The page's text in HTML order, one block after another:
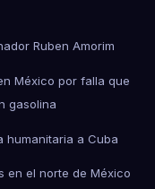
Ruben Amorim
México por falla que
gasolina
humanitaria a Cuba
en el norte de México